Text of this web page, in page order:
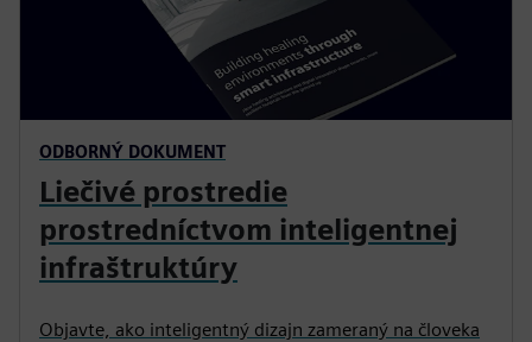
ODBORNÝ DOKUMENT
Liečivé prostredie
prostredníctvom inteligentnej
infraštruktúry
Objavte, ako inteligentný dizajn zameraný na človeka